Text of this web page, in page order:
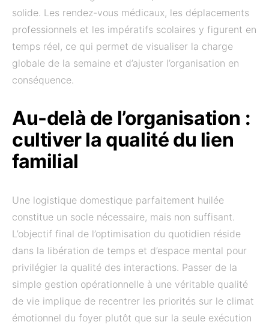
solide. Les rendez-vous médicaux, les déplacements
professionnels et les impératifs scolaires y figurent en
temps réel, ce qui permet de visualiser la charge
globale de la semaine et d’ajuster l’organisation en
conséquence.
Au-delà de l’organisation :
cultiver la qualité du lien
familial
Une logistique domestique parfaitement huilée
constitue un socle nécessaire, mais non suffisant.
L’objectif final de l’optimisation du quotidien réside
dans la libération de temps et d’espace mental pour
privilégier la qualité des interactions. Passer de la
simple gestion opérationnelle à une véritable qualité
de vie implique de recentrer les priorités sur le climat
émotionnel du foyer plutôt que sur la seule exécution